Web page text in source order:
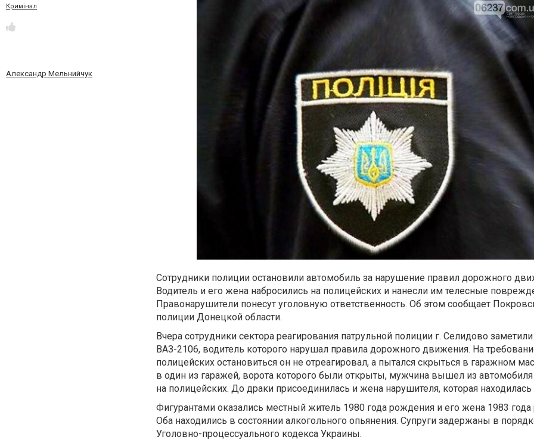
Кримінал
Александр Мельнийчук
Сотрудники полиции остановили автомобиль за нарушение правил дорожного
Водитель и его жена набросились на полицейских и нанесли им телесные
Правонарушители понесут уголовную ответственность. Об этом сообщает
полиции Донецкой области.
Вчера сотрудники сектора реагирования патрульной полиции г. Селидово
ВАЗ-2106, водитель которого нарушал правила дорожного движения. На
полицейских остановиться он не отреагировал, а пытался скрыться в гаражном
в один из гаражей, ворота которого были открыты, мужчина вышел из автомобиля
на полицейских. До драки присоединилась и жена нарушителя, которая находилась
Фигурантами оказались местный житель 1980 года рождения и его жена 1983
Оба находились в состоянии алкогольного опьянения. Супруги задержаны в
Уголовно-процессуального кодекса Украины.